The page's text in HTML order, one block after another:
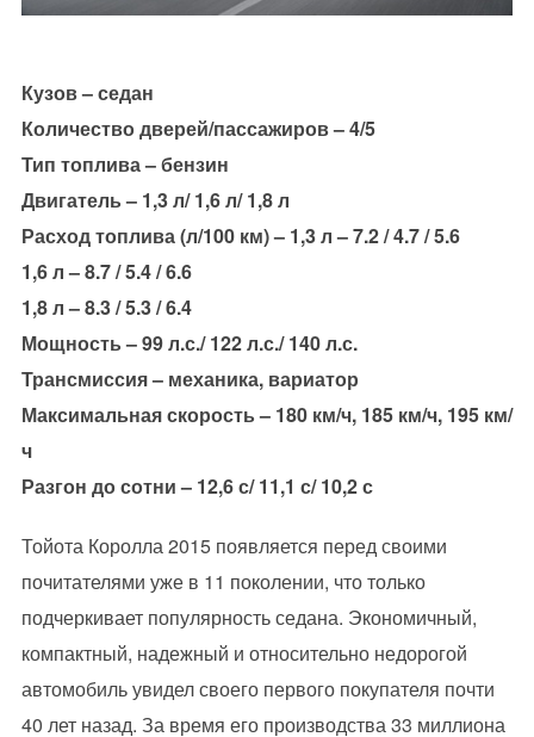
Кузов – седан
Количество дверей/пассажиров – 4/5
Тип топлива – бензин
Двигатель – 1,3 л/ 1,6 л/ 1,8 л
Расход топлива (л/100 км) – 1,3 л – 7.2 / 4.7 / 5.6
1,6 л – 8.7 / 5.4 / 6.6
1,8 л – 8.3 / 5.3 / 6.4
Мощность – 99 л.с./ 122 л.с./ 140 л.с.
Трансмиссия – механика, вариатор
Максимальная скорость – 180 км/ч, 185 км/ч, 195 км/
ч
Разгон до сотни – 12,6 с/ 11,1 с/ 10,2 с
Тойота Королла 2015 появляется перед своими
почитателями уже в 11 поколении, что только
подчеркивает популярность седана. Экономичный,
компактный, надежный и относительно недорогой
автомобиль увидел своего первого покупателя почти
40 лет назад. За время его производства 33 миллиона